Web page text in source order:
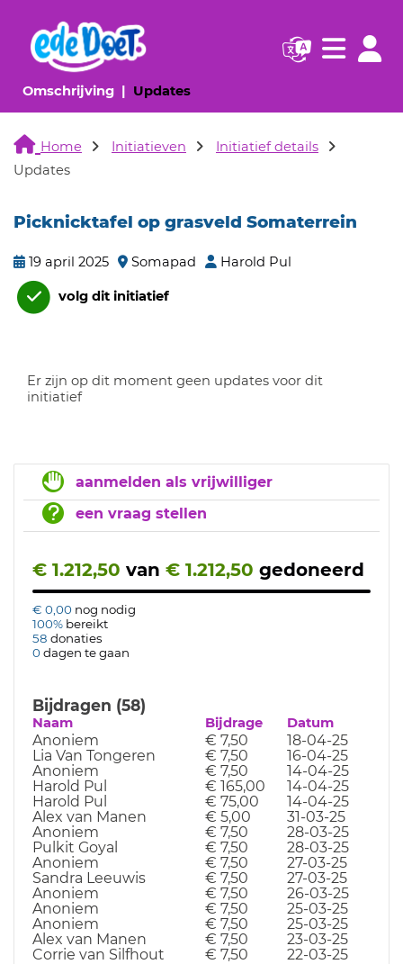
Omschrijving(huidige pagina)
Updates(huidige pagina)
Navigatie
Home Initiatieven
Initiatief details
Updates
Picknicktafel op grasveld Somaterrein
19 april 2025 Somapad Harold Pul
volg dit initiatief
Er zijn op dit moment geen updates voor dit
initiatief
aanmelden als vrijwilliger
een vraag stellen
€ 1.212,50 van € 1.212,50 gedoneerd
€ 0,00 nog nodig
100% bereikt
58 donaties
0dagen te gaan
Bijdragen (58)
Naam Bijdrage Datum
Anoniem € 7,50
18-04-25
Lia Van Tongeren
€ 7,50
16-04-25
Anoniem
€ 7,50
14-04-25
Harold Pul
€ 165,00
14-04-25
Harold Pul
€ 75,00
14-04-25
Alex van Manen
€ 5,00
31-03-25
Anoniem
€ 7,50
28-03-25
Pulkit Goyal
€ 7,50
28-03-25
Anoniem
€ 7,50
27-03-25
Sandra Leeuwis
€ 7,50
27-03-25
Anoniem
€ 7,50
26-03-25
Anoniem
€ 7,50
25-03-25
Anoniem
€ 7,50
25-03-25
Alex van Manen
€ 7,50
23-03-25
Corrie van Silfhout
€ 7,50 22-03-25